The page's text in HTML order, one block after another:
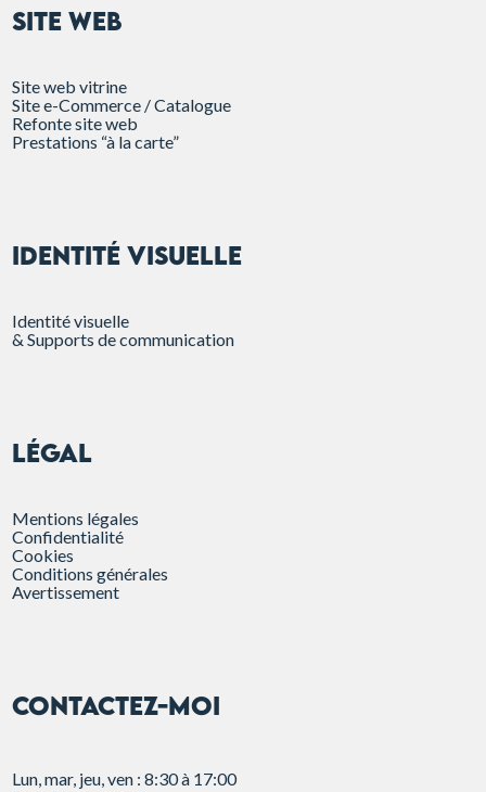
SITE WEB
Site web vitrine
Site e-Commerce / Catalogue
Refonte site web
Prestations “à la carte”
Identité visuelle
Identité visuelle
& Supports de communication
Légal
Mentions légales
Confidentialité
Cookies
Conditions générales
Avertissement
CONTACTEZ-MOI
Lun, mar, jeu, ven : 8:30 à 17:00